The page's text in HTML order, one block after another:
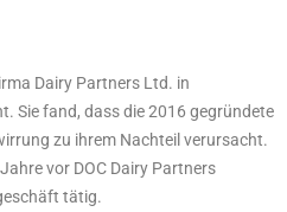
Dairy Partners Ltd. in
Sie fand, dass die 2016 gegründete
zu ihrem Nachteil verursacht.
vor DOC Dairy Partners
tätig.